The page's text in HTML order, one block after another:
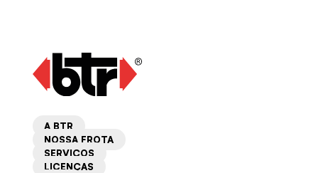
A BTR
NOSSA FROTA
SERVIÇOS
LICENÇAS